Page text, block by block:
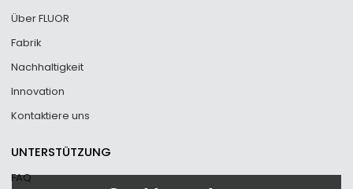
Über FLUOR
Fabrik
Nachhaltigkeit
Innovation
Kontaktiere uns
UNTERSTÜTZUNG
FAQ